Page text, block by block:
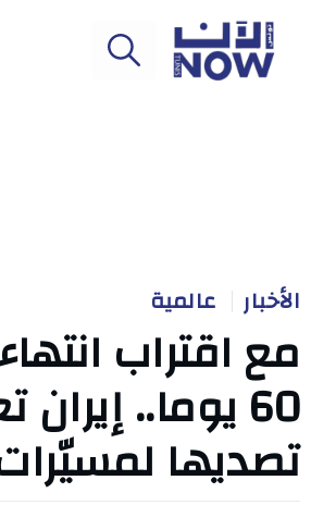
الأخبار عالمية
مع اقتراب
60 يوما.. إيران
تصديها